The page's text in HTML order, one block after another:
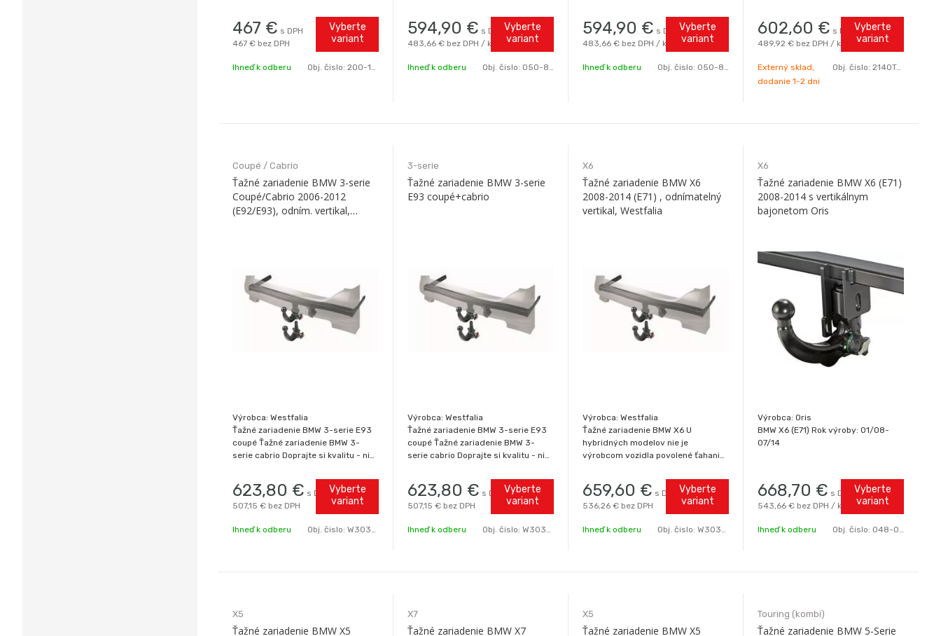
(kg): 2400 / 100, horizontálny
bajonet, Typ schválenia: ECE R55,
Číslo schválenia: E7-011464 , D2,
467 € s DPH
467 € bez DPH
Vyberte
variant
Ihneď k odberu Obj. čislo: 200-185A
594,90 € s DPH / ks
483,66 € bez DPH / ks
Vyberte
variant
Ihneď k odberu Obj. čislo: 050-823B0.
594,90 € s DPH / ks
483,66 € bez DPH / ks
Vyberte
variant
Ihneď k odberu Obj. čislo: 050-823B0
602,60 € s DPH / ks
489,92 € bez DPH / ks
Vyberte
variant
Externý sklad,
dodanie 1-2 dni
Obj. čislo: 2140T60
Coupé / Cabrio
Ťažné zariadenie BMW 3-serie
Coupé/Cabrio 2006-2012
(E92/E93), odním. vertikal,
Výrobca: Westfalia
Ťažné zariadenie BMW 3-serie E93
coupé Ťažné zariadenie BMW 3-
serie cabrio Doprajte si kvalitu - nie
od popredného svetového výrobcu
firmy WESTFALIA. Najvyššia kvalita
je teraz za bezkonkurenčnú ce
623,80 € s DPH
507,15 € bez DPH
Vyberte
variant
Ihneď k odberu Obj. čislo: W303266.BM1
3-serie
Ťažné zariadenie BMW 3-serie
E93 coupé+cabrio
Výrobca: Westfalia
Ťažné zariadenie BMW 3-serie E93
coupé Ťažné zariadenie BMW 3-
serie cabrio Doprajte si kvalitu - nie
od popredného svetového výrobcu
firmy WESTFALIA. Najvyššia kvalita
je teraz za bezkonkurenčnú ce
623,80 € s DPH
507,15 € bez DPH
Vyberte
variant
Ihneď k odberu Obj. čislo: W303266
X6
Ťažné zariadenie BMW X6
2008-2014 (E71) , odnímatelný
vertikal, Westfalia
Výrobca: Westfalia
Ťažné zariadenie BMW X6 U
hybridných modelov nie je
výrobcom vozidla povolené ťahanie.
doobjednať u BMW dealera. Doprajte
si kvalitu - nie je drahá! Značkové
ťažné zariadenie od popredného
659,60 € s DPH
536,26 € bez DPH
Vyberte
variant
Ihneď k odberu Obj. čislo: W303290.BM1
X6
Ťažné zariadenie BMW X6 (E71)
2008-2014 s vertikálnym
bajonetom Oris
Výrobca: Oris
BMW X6 (E71) Rok výroby: 01/08-
07/14
668,70 € s DPH / ks
543,66 € bez DPH / ks
Vyberte
variant
Ihneď k odberu Obj. čislo: 048-043B0
X5
Ťažné zariadenie BMW X5
X7
Ťažné zariadenie BMW X7
X5
Ťažné zariadenie BMW X5
Touring (kombi)
Ťažné zariadenie BMW 5-Serie